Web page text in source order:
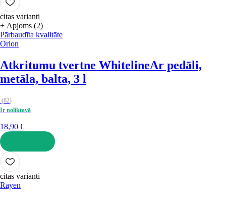
citas varianti
+ Apjoms (2)
Pārbaudīta kvalitāte
Orion
Atkritumu tvertne WhitelineAr pedāli,
metāla, balta, 3 l
(62)
Ir noliktavā
18,90 €
LIKT GROZĀ
citas varianti
Rayen